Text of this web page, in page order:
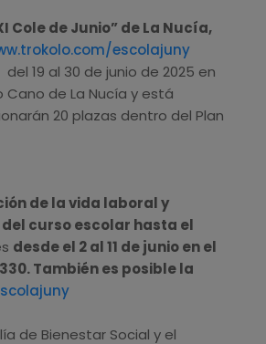
Cole de Junio” de La Nucía,
escolajuny
19 al 30 de junio de 2025 en
de La Nucía y está
20 plazas dentro del Plan
de la vida laboral y
curso escolar hasta el
desde el 2 al 11 de junio en el
También es posible la
de Bienestar Social y el